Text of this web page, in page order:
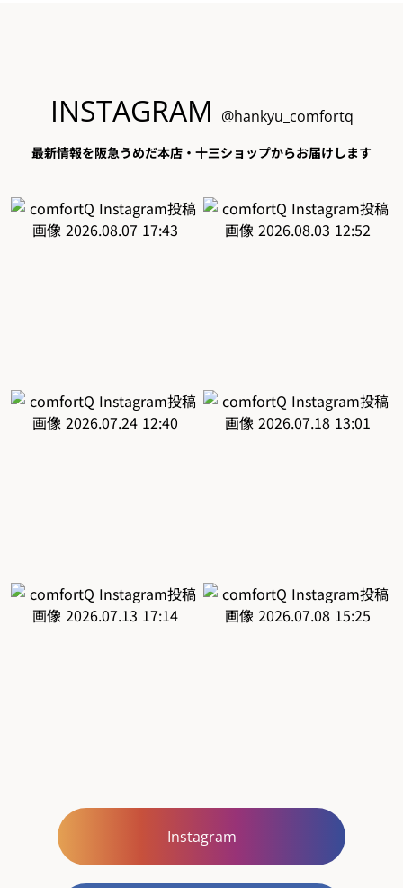
INSTAGRAM @hankyu_comfortq
最新情報を阪急うめだ本店・十三ショップからお届けします
Instagram